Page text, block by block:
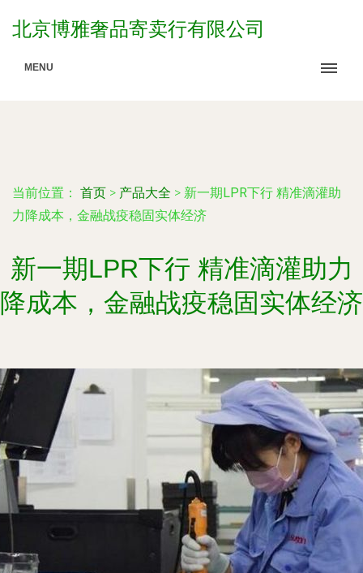
北京博雅奢品寄卖行有限公司
MENU
当前位置： 首页 > 产品大全 > 新一期LPR下行 精准滴灌助
力降成本，金融战疫稳固实体经济
新一期LPR下行 精准滴灌助力
降成本，金融战疫稳固实体经济